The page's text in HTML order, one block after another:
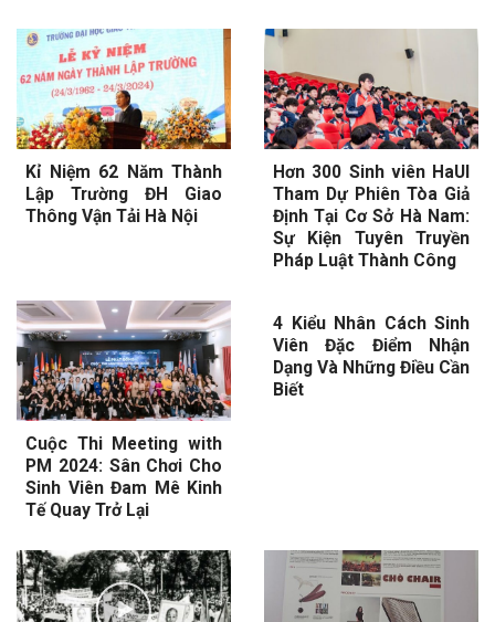
Kỉ Niệm 62 Năm Thành
Lập Trường ĐH Giao
Thông Vận Tải Hà Nội
Hơn 300 Sinh viên HaUI
Tham Dự Phiên Tòa Giả
Định Tại Cơ Sở Hà Nam:
Sự Kiện Tuyên Truyền
Pháp Luật Thành Công
Cuộc Thi Meeting with
PM 2024: Sân Chơi Cho
Sinh Viên Đam Mê Kinh
Tế Quay Trở Lại
4 Kiểu Nhân Cách Sinh
Viên Đặc Điểm Nhận
Dạng Và Những Điều Cần
Biết